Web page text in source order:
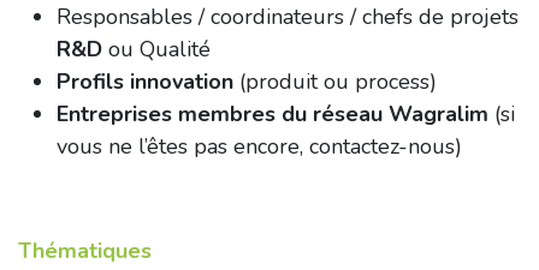
Responsables / coordinateurs / chefs de projets
R&D ou Qualité
Profils innovation (produit ou process)
Entreprises membres du réseau Wagralim (si
vous ne l’êtes pas encore, contactez-nous)
Thématiques